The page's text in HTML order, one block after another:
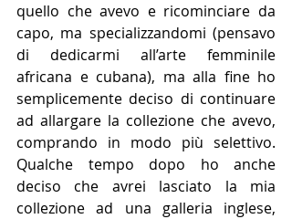
quello che avevo e ricominciare da
capo, ma specializzandomi (pensavo
di dedicarmi all’arte femminile
africana e cubana), ma alla fine ho
semplicemente deciso di continuare
ad allargare la collezione che avevo,
comprando in modo più selettivo.
Qualche tempo dopo ho anche
deciso che avrei lasciato la mia
collezione ad una galleria inglese,